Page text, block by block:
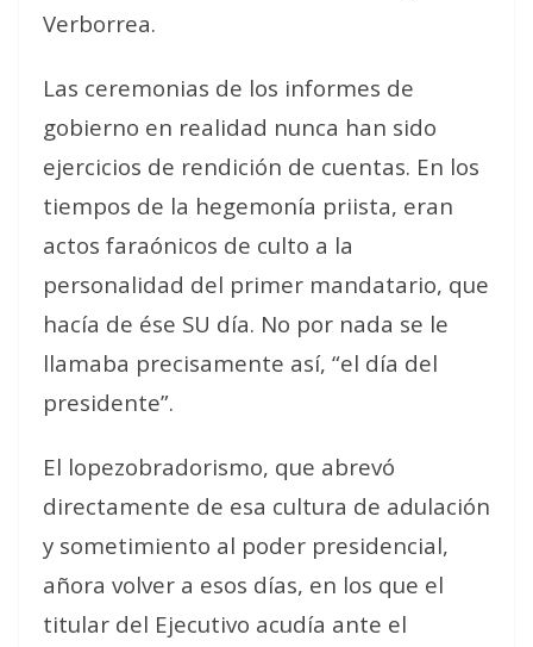
Verborrea.
Las ceremonias de los informes de
gobierno en realidad nunca han sido
ejercicios de rendición de cuentas. En los
tiempos de la hegemonía priista, eran
actos faraónicos de culto a la
personalidad del primer mandatario, que
hacía de ése SU día. No por nada se le
llamaba precisamente así, “el día del
presidente”.
El lopezobradorismo, que abrevó
directamente de esa cultura de adulación
y sometimiento al poder presidencial,
añora volver a esos días, en los que el
titular del Ejecutivo acudía ante el